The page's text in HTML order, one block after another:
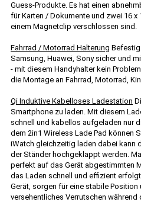
Guess-Produkte. Es hat einen
für Karten / Dokumente und zwei 16 x
einem Magnetclip verschlossen sind.
Fahrrad / Motorrad Halterung
Samsung, Huawei, Sony sicher und
- mit diesem Handyhalter kein
die Montage an Fahrrad, Motorrad,
Qi Induktive Kabelloses Ladestation
Smartphone zu laden. Mit diesem
schnell und kabellos aufgeladen nur
dem 2in1 Wireless Lade Pad können
iWatch gleichzeitig laden dabei kann
der Ständer hochgeklappt werden.
perfekt auf das Gerät abgestimmten
das Laden schnell und effizient
Gerät, sorgen für eine stabile Position
versehentliches Verrutschen